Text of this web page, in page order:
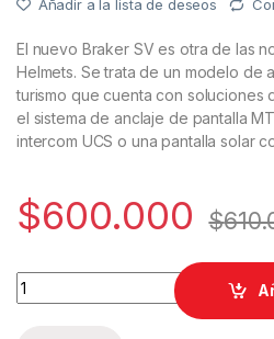
Añadir a la lista de deseos
El nuevo Braker SV es otra de las
Helmets. Se trata de un modelo de
turismo que cuenta con soluciones
el sistema de anclaje de pantalla
intercom UCS o una pantalla solar
$600.000 $
Braker SV Fury C5 Gloss quantity